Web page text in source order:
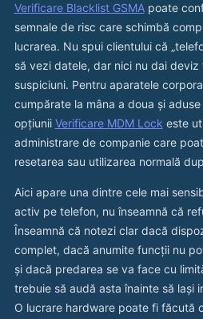
Verificare Blacklist GSMApoate
semnale de risc care schimbă
lucrarea. Nu spui clientului că
să vezi datele, dar nici nu dai
suspiciuni. Pentru aparatele
cumpărate la mâna a doua și
opțiunii Verificare MDM Lock este
administrare de companie care
resetarea sau utilizarea normală
Aici apare una dintre cele mai
activ pe telefon, nu înseamnă că
Înseamnă că notezi clar dacă
complet, dacă anumite funcții nu
și dacă predarea se va face cu
trebuie să audă asta înainte să lași
O lucrare hardware poate fi făcută